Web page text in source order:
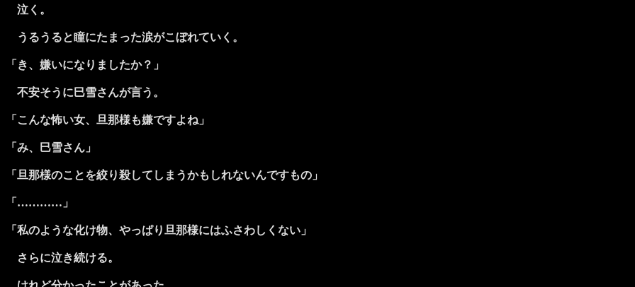
泣く。
うるうると瞳にたまった涙がこぼれていく。
「き、嫌いになりましたか？」
不安そうに巳雪さんが言う。
「こんな怖い女、旦那様も嫌ですよね」
「み、巳雪さん」
「旦那様のことを絞り殺してしまうかもしれないんですもの」
「…………」
「私のような化け物、やっぱり旦那様にはふさわしくない」
さらに泣き続ける。